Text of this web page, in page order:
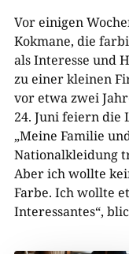
Vor einigen
Kokmane, die
als Interesse und
zu einer kleinen
vor etwa zwei
24. Juni feiern
„Meine Familie
Nationalkleidung
Aber ich wollte
Farbe. Ich wollte
Interessantes“,